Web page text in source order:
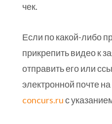
чек.
Если по какой-либо
прикрепить видео к
отправить его или
электронной почте
concurs.ruс